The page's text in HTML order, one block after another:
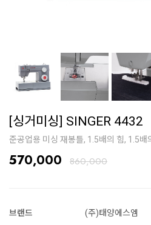
[싱거미싱] SINGER 4432
준공업용 미싱 재봉틀, 1.5배의 힘, 1.5배
570,000 860,000
브랜드
(주)태양에스엠